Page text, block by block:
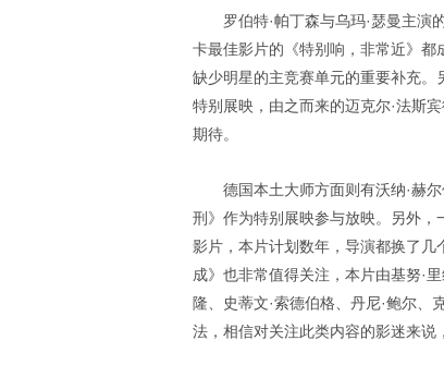
罗伯特·帕丁森与乌玛·瑟曼主演
卡最佳影片的《特别响，非常近》
缺少明星的主竞赛单元的重要补充。
特别展映，由之而来的迈克尔·法斯
期待。
德国本土大师方面则有沃纳·赫
刑》作为特别展映参与放映。另外，
影片，本片计划数年，导演都换了
成》也非常值得关注，本片由基努·
隆、史蒂文·索德伯格、丹尼·鲍尔
法，相信对关注此类内容的影迷来说